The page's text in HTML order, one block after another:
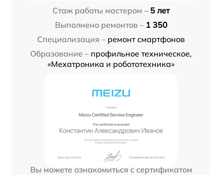
Стаж работы мастером – 5 лет
Выполнено ремонтов – 1 350
Специализация – ремонт смартфонов
Образование – профильное техническое,
«Мехатроника и робототехника»
Вы можете ознакомиться с сертификатом